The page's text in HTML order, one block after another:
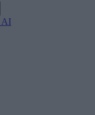
AI